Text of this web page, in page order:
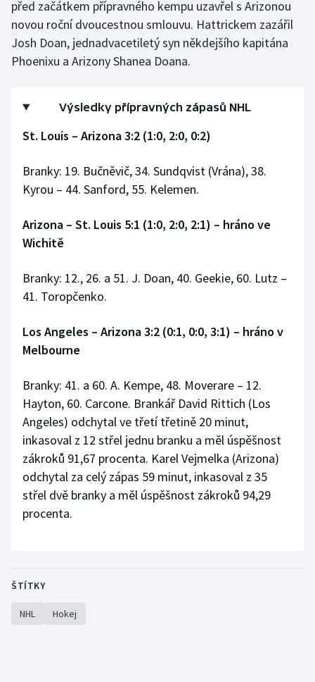
Stolní tenis
Triatlon
Vodní slalom
Ostatní
před začátkem přípravného kempu uzavřel s Arizonou
novou roční dvoucestnou smlouvu. Hattrickem zazářil
Josh Doan, jednadvacetiletý syn někdejšího kapitána
Phoenixu a Arizony Shanea Doana.
Výsledky přípravných zápasů NHL
St. Louis – Arizona 3:2 (1:0, 2:0, 0:2)
Branky: 19. Bučněvič, 34. Sundqvist (Vrána), 38.
Kyrou – 44. Sanford, 55. Kelemen.
Arizona – St. Louis 5:1 (1:0, 2:0, 2:1) – hráno ve
Wichitě
Branky: 12., 26. a 51. J. Doan, 40. Geekie, 60. Lutz –
41. Toropčenko.
Los Angeles – Arizona 3:2 (0:1, 0:0, 3:1) – hráno v
Melbourne
Branky: 41. a 60. A. Kempe, 48. Moverare – 12.
Hayton, 60. Carcone. Brankář David Rittich (Los
Angeles) odchytal ve třetí třetině 20 minut,
inkasoval z 12 střel jednu branku a měl úspěšnost
zákroků 91,67 procenta. Karel Vejmelka (Arizona)
odchytal za celý zápas 59 minut, inkasoval z 35
střel dvě branky a měl úspěšnost zákroků 94,29
procenta.
ŠTÍTKY
NHL Hokej